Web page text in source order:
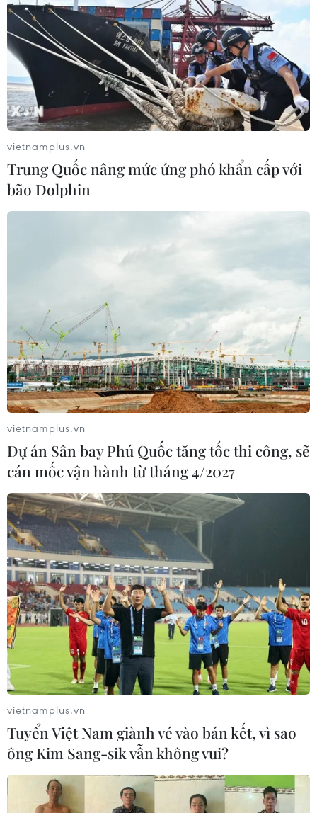
vietnamplus.vn
Trung Quốc nâng mức ứng phó khẩn cấp với
bão Dolphin
vietnamplus.vn
Dự án Sân bay Phú Quốc tăng tốc thi công, sẽ
cán mốc vận hành từ tháng 4/2027
vietnamplus.vn
Tuyển Việt Nam giành vé vào bán kết, vì sao
ông Kim Sang-sik vẫn không vui?